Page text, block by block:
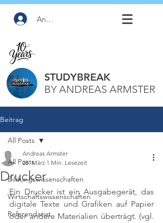
Anmelden
STUDYBREAK
BY ANDREAS ARMSTER
Beitrag
All Posts
Bildungswissenschaften
Wirtschaftswissenschaften
Referendariat
All Posts
Drucker
Andreas Armster
28. März 1 Min. Lesezeit
Ein Drucker ist ein Ausgabegerät, das
digitale Texte und Grafiken auf Papier
oder andere Materialien überträgt. (vgl.